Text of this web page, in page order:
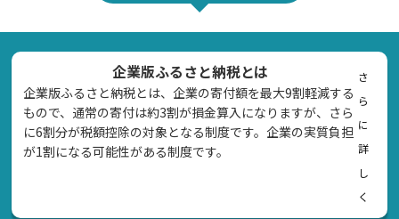
企業版ふるさと納税とは
企業版ふるさと納税とは、企業の寄付額を最大9割軽減する
もので、通常の寄付は約3割が損金算入になりますが、さら
に6割分が税額控除の対象となる制度です。企業の実質負担
が1割になる可能性がある制度です。
さ
ら
に
詳
し
く